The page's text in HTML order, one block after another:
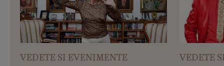
VEDETE SI EVENIMENTE VEDETE